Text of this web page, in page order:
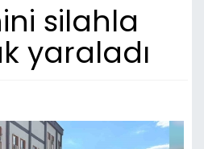
silahla
yaraladı